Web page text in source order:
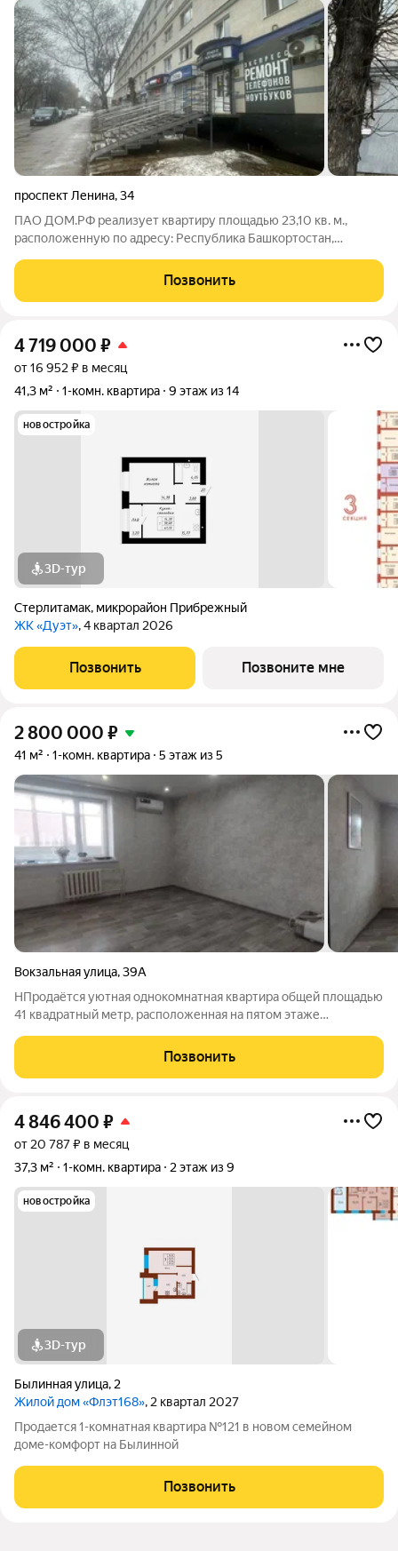
проспект Ленина,34
ПАО ДОМ.РФ реализует квартиру площадью 23,10 кв. м.,
расположенную по адресу: Республика Башкортостан,
собственник (юридическое лицо). Кадастровый номер объекта
недвижимости: 02:56:040406:1660
Позвонить
4 719 000 ₽
от 16 952 ₽ в месяц
41,3 м²
1-комн. квартира 9 этаж из 14
новостройка
3D-тур
Стерлитамак, микрорайон Прибрежный
ЖК «Дуэт», 4 квартал 2026
Позвонить Позвоните мне
2 800 000 ₽
41 м² 1-комн. квартира 5 этаж из 5
Вокзальная улица,39А
НПродаётся уютная однокомнатная квартира общей площадью
41 квадратный метр, расположенная на пятом этаже
находящегося по адресу: Республика Башкортостан, город
Стерлитамак, микрорайон
Позвонить
4 846 400 ₽
от 20 787 ₽ в месяц
37,3 м²
1-комн. квартира 2 этаж из 9
новостройка
3D-тур
Былинная улица, 2
Жилой дом «Флэт168», 2 квартал 2027
Продается 1-комнатная квартира №121 в новом семейном
доме-комфорт на Былинной
Позвонить